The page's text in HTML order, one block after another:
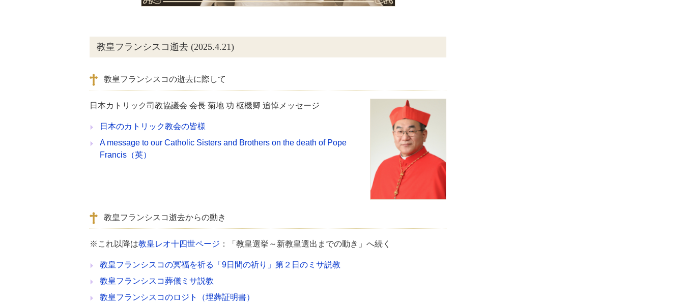
教皇フランシスコ逝去 (2025.4.21)
教皇フランシスコの逝去に際して
日本カトリック司教協議会 会長 菊地 功 枢機卿 追悼メッセージ
日本のカトリック教会の皆様
A message to our Catholic Sisters and Brothers on the death of Pope
Francis（英）
教皇フランシスコ逝去からの動き
※これ以降は教皇レオ十四世ページ ：「教皇選挙～新教皇選出までの動き」へ続く
教皇フランシスコの冥福を祈る「9日間の祈り」第２日のミサ説教
教皇フランシスコ葬儀ミサ説教
教皇フランシスコのロジト（埋葬証明書）